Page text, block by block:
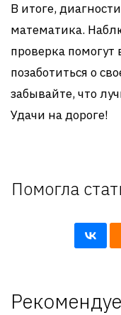
В итоге,
математика.
проверка помогут
позаботиться о
забывайте, что
Удачи на дороге!
Помогла